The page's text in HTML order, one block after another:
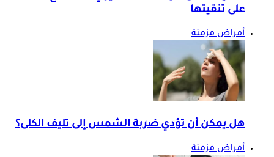
على تنقيتها
أمراض مزمنة
هل يمكن أن تؤدي ضربة الشمس إلى تليف الكلى؟
أمراض مزمنة